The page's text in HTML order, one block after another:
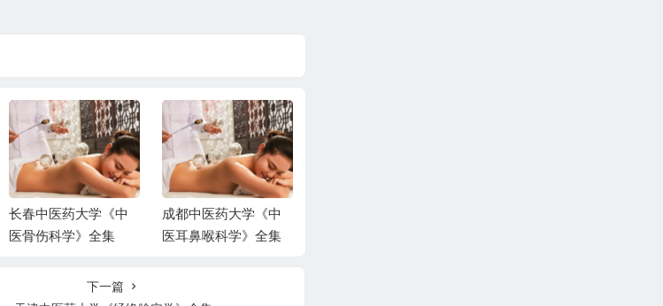
长春中医药大学《中
医骨伤科学》全集
成都中医药大学《中
医耳鼻喉科学》全集
下一篇